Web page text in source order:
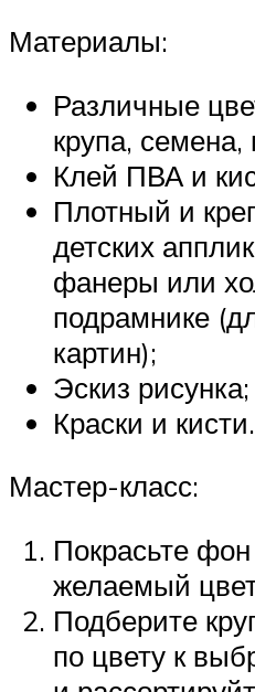
Материалы:
Различные
крупа,
Клей ПВА и
Плотный и
детских
фанеры или
подрамнике
картин);
Эскиз рисунка;
Краски и кисти.
Мастер-класс:
Покрасьте
желаемый
Подберите
по цвету к